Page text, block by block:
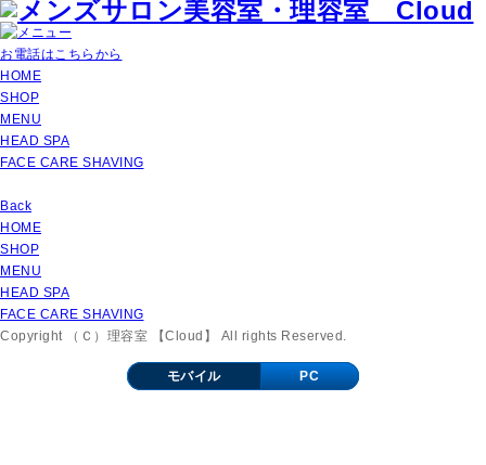
お電話はこちらから
HOME
SHOP
MENU
HEAD SPA
FACE CARE SHAVING
Back
HOME
SHOP
MENU
HEAD SPA
FACE CARE SHAVING
Copyright （Ｃ）理容室 【Cloud】 All rights Reserved.
モバイル PC